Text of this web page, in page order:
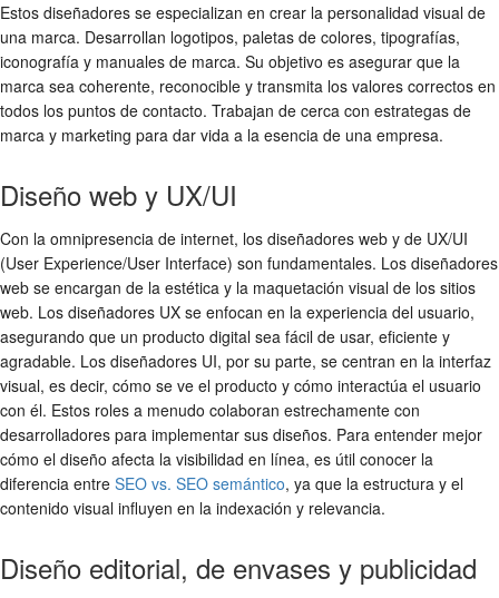
Estos diseñadores se especializan en crear la personalidad visual de
una marca. Desarrollan logotipos, paletas de colores, tipografías,
iconografía y manuales de marca. Su objetivo es asegurar que la
marca sea coherente, reconocible y transmita los valores correctos en
todos los puntos de contacto. Trabajan de cerca con estrategas de
marca y marketing para dar vida a la esencia de una empresa.
Diseño web y UX/UI
Con la omnipresencia de internet, los diseñadores web y de UX/UI
(User Experience/User Interface) son fundamentales. Los diseñadores
web se encargan de la estética y la maquetación visual de los sitios
web. Los diseñadores UX se enfocan en la experiencia del usuario,
asegurando que un producto digital sea fácil de usar, eficiente y
agradable. Los diseñadores UI, por su parte, se centran en la interfaz
visual, es decir, cómo se ve el producto y cómo interactúa el usuario
con él. Estos roles a menudo colaboran estrechamente con
desarrolladores para implementar sus diseños. Para entender mejor
cómo el diseño afecta la visibilidad en línea, es útil conocer la
diferencia entre SEO vs. SEO semántico, ya que la estructura y el
contenido visual influyen en la indexación y relevancia.
Diseño editorial, de envases y publicidad